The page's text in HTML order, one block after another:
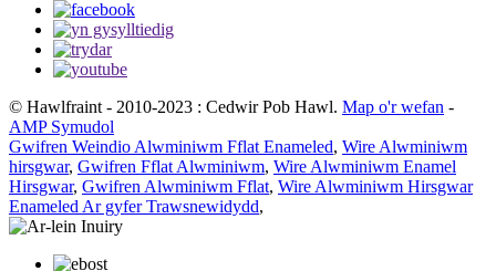
© Hawlfraint - 2010-2023 : Cedwir Pob Hawl. Map o'r wefan -
AMP Symudol
Gwifren Weindio Alwminiwm Fflat Enameled, Wire Alwminiwm
hirsgwar, Gwifren Fflat Alwminiwm, Wire Alwminiwm Enamel
Hirsgwar, Gwifren Alwminiwm Fflat, Wire Alwminiwm Hirsgwar
Enameled Ar gyfer Trawsnewidydd,